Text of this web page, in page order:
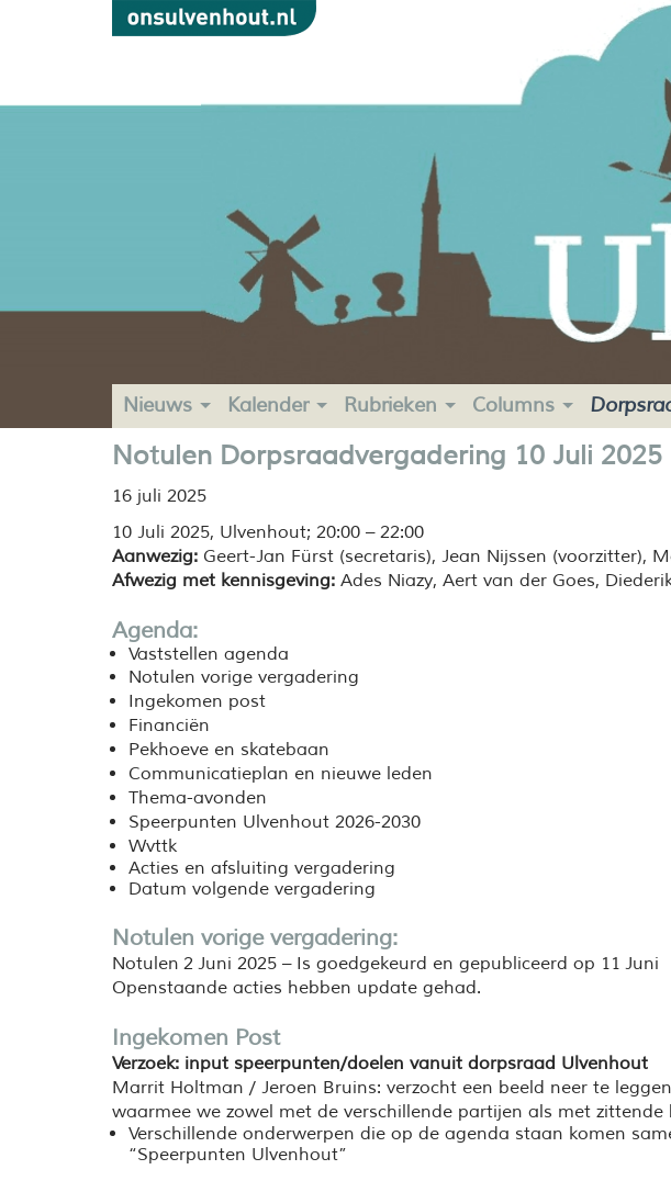
Nieuws Kalender Rubrieken Columns
Notulen Dorpsraadvergadering 10 Juli 2025
16 juli 2025
10 Juli 2025, Ulvenhout; 20:00 – 22:00
Aanwezig: Geert-Jan Fürst (secretaris), Jean Nijssen (voorzitter),
Afwezig met kennisgeving: Ades Niazy, Aert van der Goes,
Agenda:
Vaststellen agenda
Notulen vorige vergadering
Ingekomen post
Financiën
Pekhoeve en skatebaan
Communicatieplan en nieuwe leden
Thema-avonden
Speerpunten Ulvenhout 2026-2030
Wvttk
Acties en afsluiting vergadering
Datum volgende vergadering
Notulen vorige vergadering:
Notulen 2 Juni 2025 – Is goedgekeurd en gepubliceerd op 11 Juni
Openstaande acties hebben update gehad.
Ingekomen Post
Verzoek: input speerpunten/doelen vanuit dorpsraad Ulvenhout
Marrit Holtman / Jeroen Bruins: verzocht een beeld neer te
waarmee we zowel met de verschillende partijen als met
Verschillende onderwerpen die op de agenda staan komen
“Speerpunten Ulvenhout”